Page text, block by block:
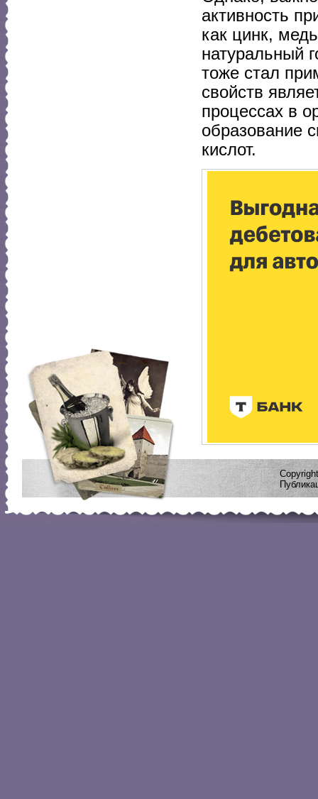
активность
как цинк,
натуральный
тоже стал
свойств
процессах в
образование
кислот.